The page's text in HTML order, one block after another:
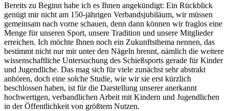
Bereits zu Beginn habe ich es Ihnen angekündigt: Ein Rückblick
genügt mir nicht am 150-jährigen Verbandsjubiläum, wir müssen
gemeinsam nach vorne schauen, denn dann können wir fraglos eine
Menge für unseren Sport, unsere Tradition und unsere Mitglieder
erreichen. Ich möchte Ihnen noch ein Zukunftsthema nennen, das
bestimmt nicht nur mir unter den Nägeln brennt, nämlich die weitere
wissenschaftliche Untersuchung des Schießsports gerade für Kinder
und Jugendliche. Das mag sich für viele zunächst sehr abstrakt
anhören, doch eine solche Studie, wie wir sie erst kürzlich
beschlossen haben, ist für die Darstellung unserer anerkannt
hochwertigen, verbandlichen Arbeit mit Kindern und Jugendlichen
in der Öffentlichkeit von größtem Nutzen.